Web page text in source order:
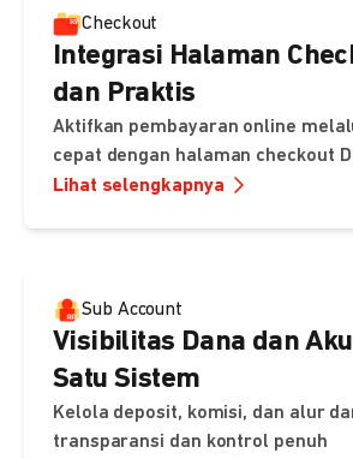
Checkout
Integrasi Halaman
dan Praktis
Aktifkan pembayaran online
cepat dengan halaman checkout
Lihat selengkapnya
Sub Account
Visibilitas Dana dan
Satu Sistem
Kelola deposit, komisi, dan alur
transparansi dan kontrol penuh